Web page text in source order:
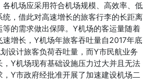
机场应采用符合机场规模、高效率、低
统，借此对高速增长的旅客行李的长距离
的需求做出保障。Y机场的客运量随着
速增长，Y机场年旅客吞吐量自2017年底
设计旅客负荷吞吐量，而Y市民航业务
，Y机场现有基础设施压力过大并且无法
Y市政府经批准开展了加速建设机场二